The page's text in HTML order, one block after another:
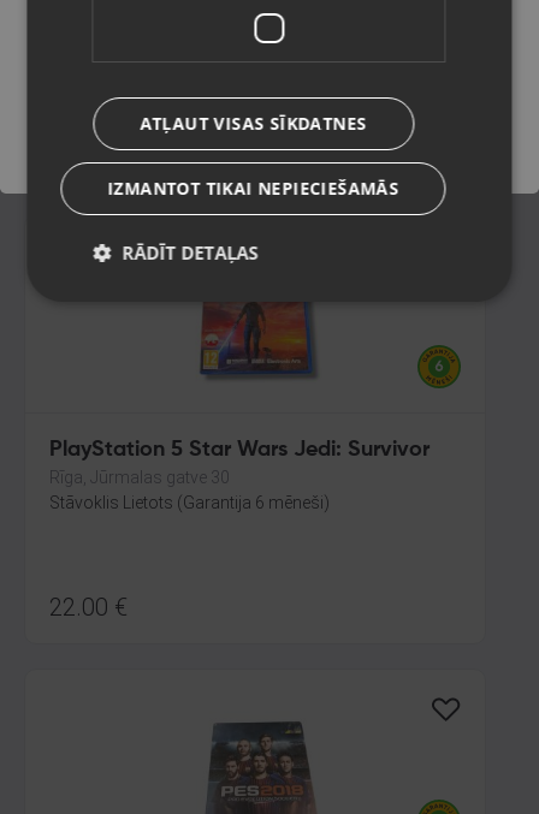
Stāvoklis Lietots (Garantija 6 mēneši)
11.00€
Jaunums!
PlayStation 5 Star Wars Jedi: Survivor
Rīga, Jūrmalas gatve 30
Stāvoklis Lietots (Garantija 6 mēneši)
22.00 €
Saglabāt
ATĻAUT VISAS SĪKDATNES
IZMANTOT TIKAI NEPIECIEŠAMĀS
RĀDĪT DETAĻAS